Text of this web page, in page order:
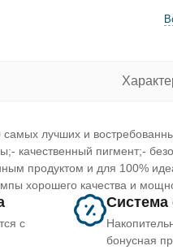
лучших и
качественный пигмент;-
продуктом и для 100%
хорошего качества и
с
Система
бонусная